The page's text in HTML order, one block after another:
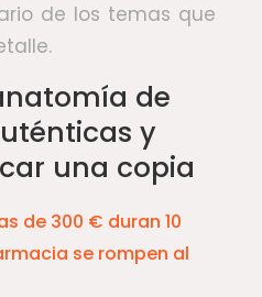
de los temas que
de
y
una copia
de 300 € duran 10
se rompen al